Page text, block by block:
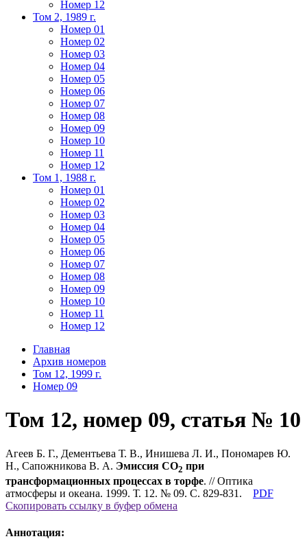
Номер 12
Том 2, 1989 г.
Номер 01
Номер 02
Номер 03
Номер 04
Номер 05
Номер 06
Номер 07
Номер 08
Номер 09
Номер 10
Номер 11
Номер 12
Том 1, 1988 г.
Номер 01
Номер 02
Номер 03
Номер 04
Номер 05
Номер 06
Номер 07
Номер 08
Номер 09
Номер 10
Номер 11
Номер 12
Главная
Архив номеров
Том 12, 1999 г.
Номер 09
Том 12, номер 09, статья № 10
Агеев Б. Г., Дементьева Т. В., Инишева Л. И., Пономарев Ю.
Н., Сапожникова В. А. Эмиссия CO2 при
трансформационных процессах в торфе. // Оптика
атмосферы и океана. 1999. Т. 12. № 09. С. 829-831.
PDF
Скопировать ссылку в буфер обмена
Аннотация: